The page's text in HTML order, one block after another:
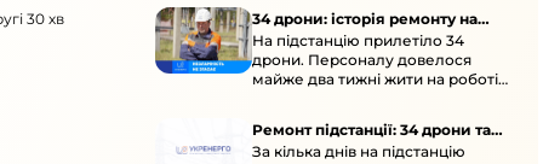
30 хв
34 дрони: історія ремонту на
підстанції
На підстанцію прилетіло 34
дрони. Персоналу довелося
майже два тижні жити на роботі
Ремонт підстанції: 34 дрони та
окупація
За кілька днів на підстанцію